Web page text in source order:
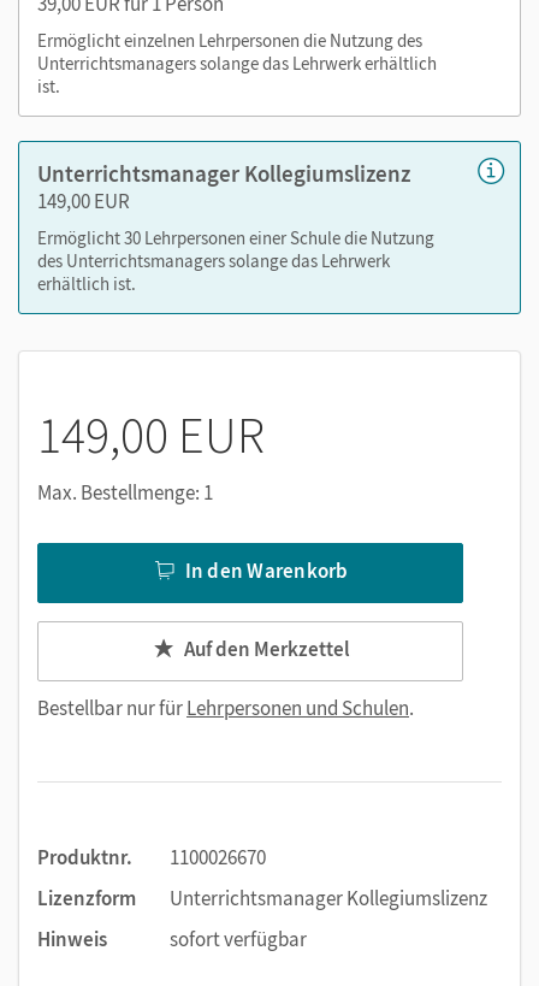
Arbeitsheftseiten ohne Lösungen
Themenheftseiten der Ausgabe „Leicht gemacht“
Seitenverweise zum Lesebuch
Seitenverweise zum BigBook
kapitelgenaue Materialanordnung
Unterrichtshinweise aus den Handreichungen
editierbare Kopiervorlagen
Kopiervorlagen zum Hörverstehen
Leistungsmessung, Lernzielkontrollen
Materialpaket
Stoffverteilungsplan, Medienkompetenzsynopse
cornelsen.de/unterrichtsmanager
Nutzen Sie den Unterrichtsmanager auf lernen.cornelsen.de
oder über die Cornelsen Lernen App.
Ermöglicht einzelnen Lehrpersonen die Nutzung des
Unterrichtsmanagers solange das Lehrwerk erhältlich
ist.
Unterrichtsmanager Kollegiumslizenz
149,00 EUR
Ermöglicht 30 Lehrpersonen einer Schule die Nutzung
des Unterrichtsmanagers solange das Lehrwerk
erhältlich ist.
149,00 EUR
Max. Bestellmenge: 1
In den Warenkorb
Auf den Merkzettel
Bestellbar nur fürLehrpersonen und Schulen.
Produktnr.
1100026670
Lizenzform
Unterrichtsmanager Kollegiumslizenz
Hinweis
sofort verfügbar